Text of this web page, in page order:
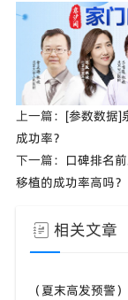
上一篇： [参数数据]
成功率？
下一篇： 口碑排名
移植的成功率高吗？
相关文章